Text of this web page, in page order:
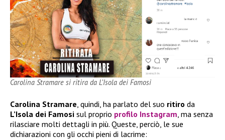
Carolina Stramare si ritira da L’Isola dei Famosi
Carolina Stramare, quindi, ha parlato del suo ritiro da
L’Isola dei Famosi sul proprio profilo Instagram, ma senza
rilasciare molti dettagli in più. Queste, perciò, le sue
dichiarazioni con gli occhi pieni di lacrime: